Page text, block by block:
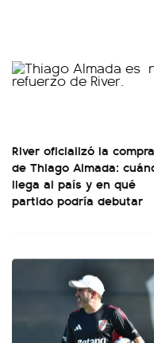
River oficializó la compra
de Thiago Almada:
llega al país y en qué
partido podría debutar